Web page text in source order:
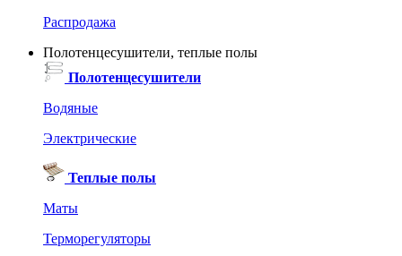
Распродажа
Полотенцесушители, теплые полы
Полотенцесушители
Водяные
Электрические
Теплые полы
Маты
Терморегуляторы